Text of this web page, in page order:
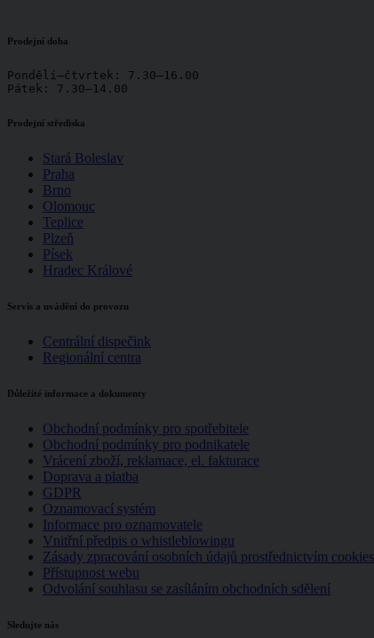
Prodejní doba
Pondělí–čtvrtek: 7.30–16.00
Pátek: 7.30–14.00
Prodejní střediska
Stará Boleslav
Praha
Brno
Olomouc
Teplice
Plzeň
Písek
Hradec Králové
Servis a uvádění do provozu
Centrální dispečink
Regionální centra
Důležité informace a dokumenty
Obchodní podmínky pro spotřebitele
Obchodní podmínky pro podnikatele
Vrácení zboží, reklamace, el. fakturace
Doprava a platba
GDPR
Oznamovací systém
Informace pro oznamovatele
Vnitřní předpis o whistleblowingu
Zásady zpracování osobních údajů prostřednictvím cookies
Přístupnost webu
Odvolání souhlasu se zasíláním obchodních sdělení
Sledujte nás